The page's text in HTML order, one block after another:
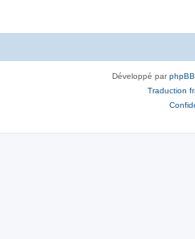
Développé parphpBB
Traduction